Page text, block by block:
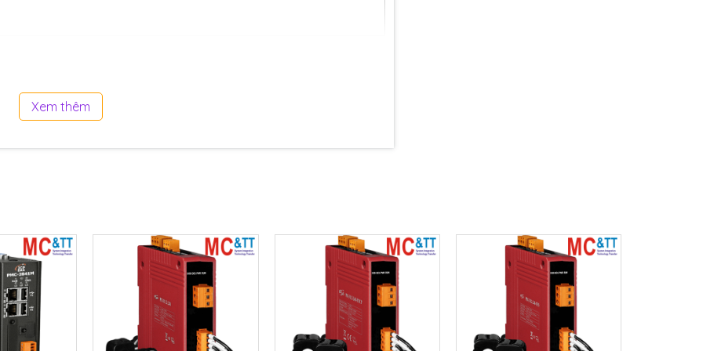
100 A
115200; DIP Switch Selectable
E,8,2; O,8,1; O,8,2
Xem thêm